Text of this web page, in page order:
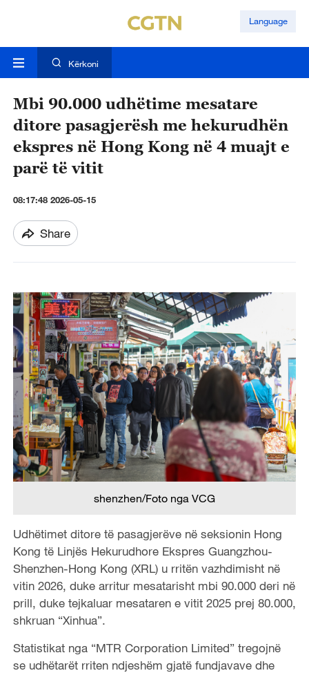
Language
Kërkoni
Mbi 90.000 udhëtime mesatare
ditore pasagjerësh me hekurudhën
ekspres në Hong Kong në 4 muajt e
parë të vitit
08:17:48 2026-05-15
Share
shenzhen/Foto nga VCG
Udhëtimet ditore të pasagjerëve në seksionin Hong
Kong të Linjës Hekurudhore Ekspres Guangzhou-
Shenzhen-Hong Kong (XRL) u rritën vazhdimisht në
vitin 2026, duke arritur mesatarisht mbi 90.000 deri në
prill, duke tejkaluar mesataren e vitit 2025 prej 80.000,
shkruan “Xinhua”.
Statistikat nga “MTR Corporation Limited” tregojnë
se udhëtarët rriten ndjeshëm gjatë fundjavave dhe